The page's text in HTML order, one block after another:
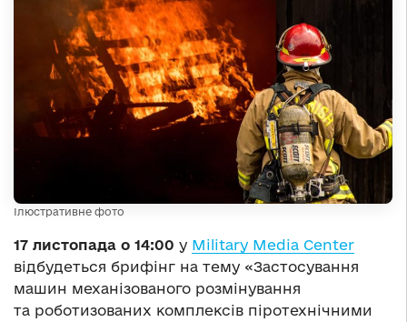
Ілюстративне фото
17 листопада о 14:00 у Military Media Center
відбудеться брифінг на тему «Застосування
машин механізованого розмінування
та роботизованих комплексів піротехнічними